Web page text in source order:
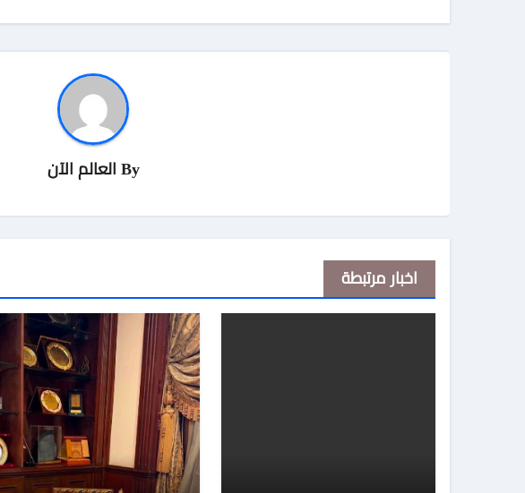
By العالم الآن
اخبار مرتبطة